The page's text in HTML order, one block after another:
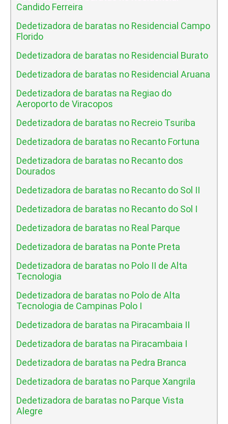
Candido Ferreira
Dedetizadora de baratas no Residencial Campo
Florido
Dedetizadora de baratas no Residencial Burato
Dedetizadora de baratas no Residencial Aruana
Dedetizadora de baratas na Regiao do
Aeroporto de Viracopos
Dedetizadora de baratas no Recreio Tsuriba
Dedetizadora de baratas no Recanto Fortuna
Dedetizadora de baratas no Recanto dos
Dourados
Dedetizadora de baratas no Recanto do Sol II
Dedetizadora de baratas no Recanto do Sol I
Dedetizadora de baratas no Real Parque
Dedetizadora de baratas na Ponte Preta
Dedetizadora de baratas no Polo II de Alta
Tecnologia
Dedetizadora de baratas no Polo de Alta
Tecnologia de Campinas Polo I
Dedetizadora de baratas na Piracambaia II
Dedetizadora de baratas na Piracambaia I
Dedetizadora de baratas na Pedra Branca
Dedetizadora de baratas no Parque Xangrila
Dedetizadora de baratas no Parque Vista
Alegre